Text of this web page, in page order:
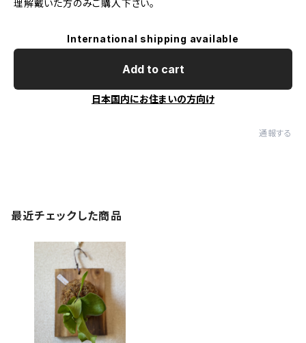
理解戴いた方のみご購入下さい。
International shipping available
Add to cart
日本国内にお住まいの方向け
通報する
最近チェックした商品